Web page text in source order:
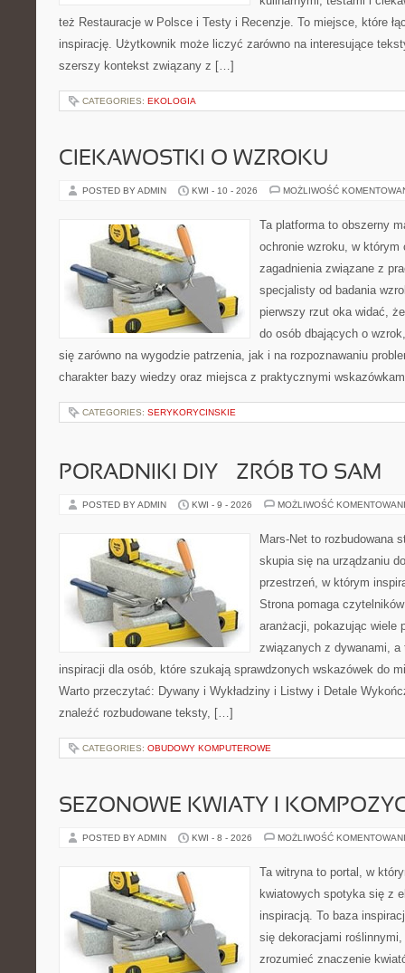
też Restauracje w Polsce i Testy i Recenzje. To miejsce, które
inspirację. Użytkownik może liczyć zarówno na interesujące
szerszy kontekst związany z […]
CATEGORIES: EKOLOGIA
CIEKAWOSTKI O WZROKU
POSTED BY ADMIN KWI - 10 - 2026 MOŻLIWOŚĆ
Ta platforma to obszerny
ochronie wzroku, w
zagadnienia związane z
specjalisty od badania
pierwszy rzut oka widać,
do osób dbających o
się zarówno na wygodzie patrzenia, jak i na rozpoznawaniu
charakter bazy wiedzy oraz miejsca z praktycznymi
CATEGORIES: SERYKORYCINSKIE
PORADNIKI DIY – ZRÓB TO SAM
POSTED BY ADMIN KWI - 9 - 2026 MOŻLIWOŚĆ
Mars-Net to rozbudowana
skupia się na urządzaniu
przestrzeń, w którym
Strona pomaga
aranżacji, pokazując wiele
związanych z dywanami, a
inspiracji dla osób, które szukają sprawdzonych wskazówek do
Warto przeczytać: Dywany i Wykładziny i Listwy i Detale
znaleźć rozbudowane teksty, […]
CATEGORIES: OBUDOWY KOMPUTEROWE
SEZONOWE KWIATY I
POSTED BY ADMIN KWI - 8 - 2026 MOŻLIWOŚĆ
Ta witryna to portal, w
kwiatowych spotyka się z
inspiracją. To baza
się dekoracjami
zrozumieć znaczenie